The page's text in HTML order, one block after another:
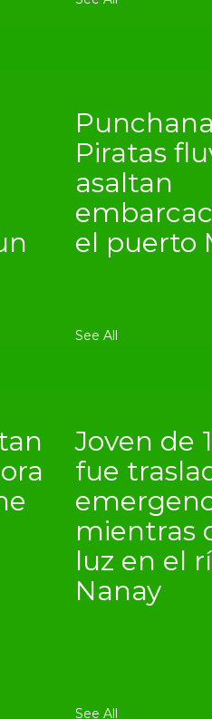
Piratas
asaltan
el puerto
See All
Joven de
fue
mientras
luz en el
Nanay
See All